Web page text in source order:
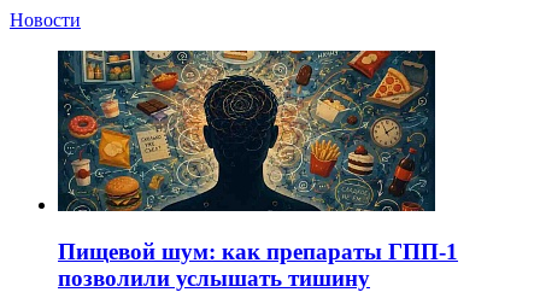
Новости
Пищевой шум: как препараты ГПП-1
позволили услышать тишину